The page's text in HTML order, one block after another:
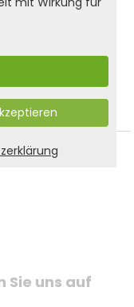
Versandkosten
Sie uns auf